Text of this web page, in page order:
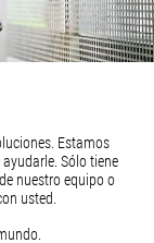
Estamos
Sólo tiene
nuestro equipo o
usted.